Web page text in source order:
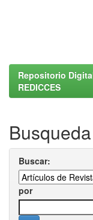
Repositorio
REDICCES
Busqueda
Buscar:
por